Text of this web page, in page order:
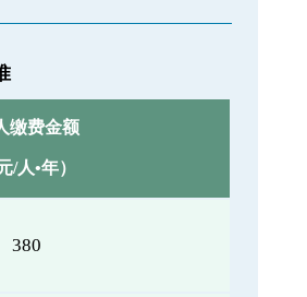
缴费金额
/人•年）
380